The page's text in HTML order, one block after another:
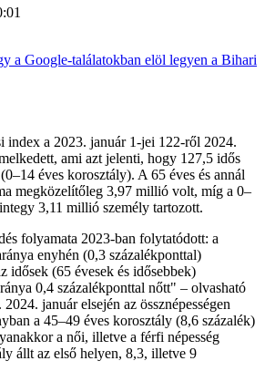
a Google-találatokban elöl legyen a Bihari
index a 2023. január 1-jei 122-ről 2024.
ami azt jelenti, hogy 127,5 idős
éves korosztály). A 65 éves és annál
megközelítőleg 3,97 millió volt, míg a 0–
3,11 millió személy tartozott.
folyamata 2023-ban folytatódott: a
enyhén (0,3 százalékponttal)
idősek (65 évesek és idősebbek)
0,4 százalékponttal nőtt" – olvasható
január elsején az össznépességen
a 45–49 éves korosztály (8,6 százalék)
a női, illetve a férfi népesség
állt az első helyen, 8,3, illetve 9